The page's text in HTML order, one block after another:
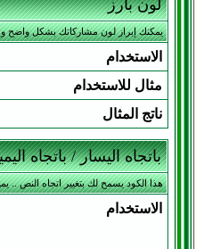
لون بارز
يمكنك إبراز لون مشاركاتك بشكل واضح
الاستخدام
مثال للاستخدام
ناتج المثال
باتجاه اليسار / باتجاه
هذا الكود يسمح لك بتغيير اتجاه النص ..
الاستخدام